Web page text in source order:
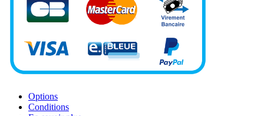
Options
Conditions